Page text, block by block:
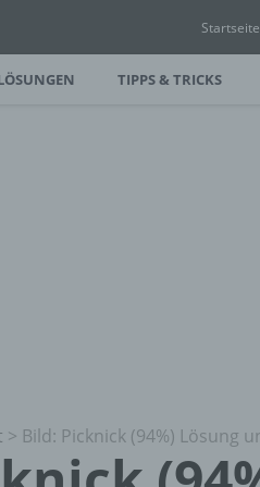
Startseite
TIPPS & TRICKS
> Bild: Picknick (94%) Lösung